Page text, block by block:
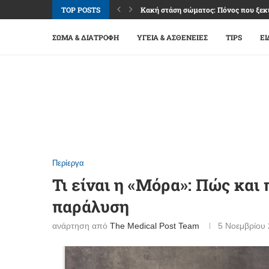
TOP POSTS
Κακή στάση σώματος: Πόνος που
ΣΏΜΑ & ΔΙΑΤΡΟΦΉ
ΥΓΕΊΑ & ΑΣΘΈΝΕΙΕΣ TIPS
Περίεργα
Τι είναι η «Μόρα»: Πώς και
παράλυση
ανάρτηση από The Medical Post Team 5 Νοεμβρίου